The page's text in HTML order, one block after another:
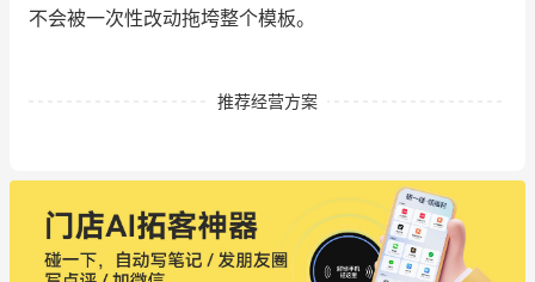
不会被一次性改动拖垮整个模板。
推荐经营方案